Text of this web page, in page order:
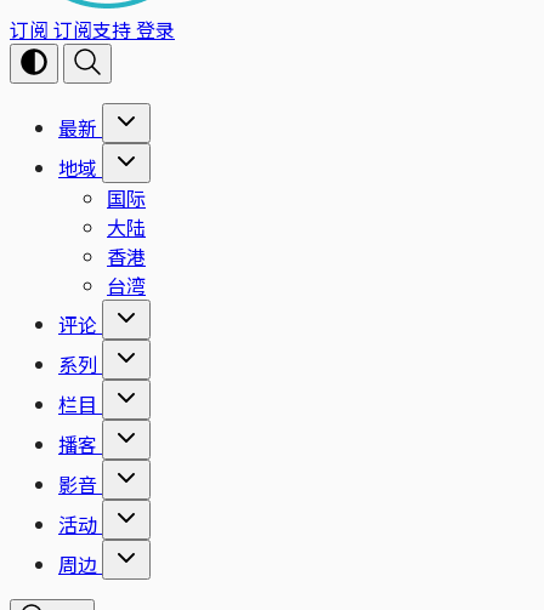
订阅 订阅支持登录
最新
地域
国际
大陆
香港
台湾
评论
系列
栏目
播客
影音
活动
周边